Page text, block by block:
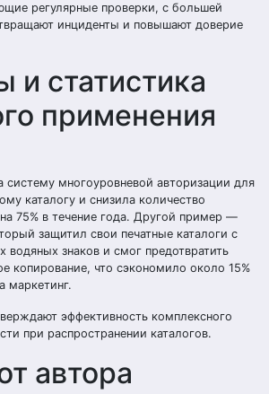
регулярные проверки, с большей
инциденты и повышают доверие
и статистика
применения
систему многоуровневой авторизации для
каталогу и снизила количество
75% в течение года. Другой пример —
защитил свои печатные каталоги с
знаков и смог предотвратить
копирование, что сэкономило около 15%
маркетинг.
эффективность комплексного
при распространении каталогов.
автора